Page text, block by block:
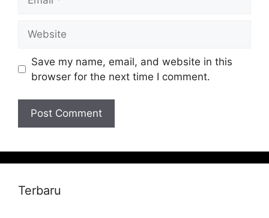
Save my name, email, and website in this
browser for the next time I comment.
Terbaru